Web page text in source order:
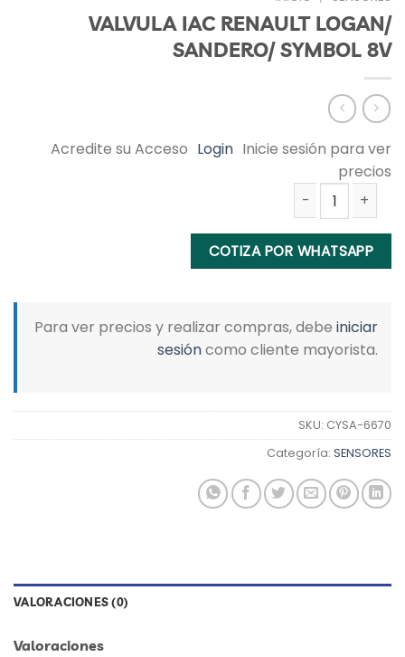
VALVULA IAC RENAULT LOGAN/
SANDERO/ SYMBOL 8V
Acredite su Acceso Login Inicie sesión para ver
precios
COTIZA POR WHATSAPP
Para ver precios y realizar compras, debe iniciar
sesióncomo cliente mayorista.
SKU: CYSA-6670
Categoría: SENSORES
VALORACIONES (0)
Valoraciones